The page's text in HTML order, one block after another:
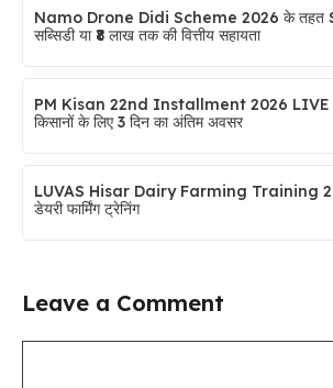
Namo Drone Didi Scheme 2026 के तहत
सब्सिडी या ₹8 लाख तक की वित्तीय सहायता
PM Kisan 22nd Installment 2026 LIVE
किसानों के लिए 3 दिन का अंतिम अवसर
LUVAS Hisar Dairy Farming Training
डेयरी फार्मिंग ट्रेनिंग
Leave a Comment